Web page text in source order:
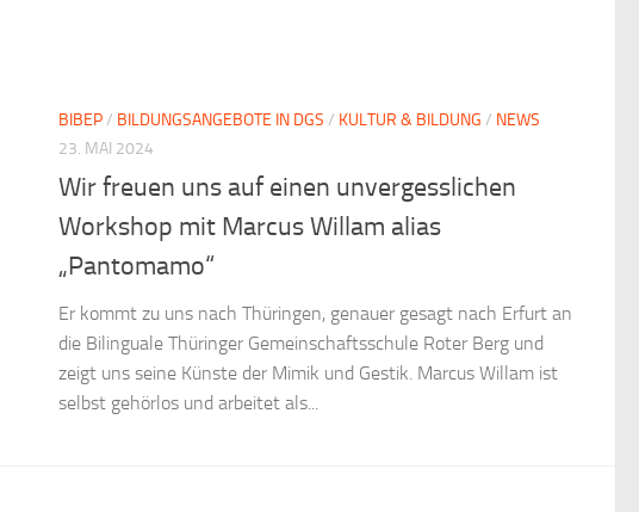
BIBEP/ BILDUNGSANGEBOTE IN DGS / KULTUR & BILDUNG / NEWS
23. MAI 2024
Wir freuen uns auf einen unvergesslichen
Workshop mit Marcus Willam alias
„Pantomamo“
Er kommt zu uns nach Thüringen, genauer gesagt nach Erfurt an
die Bilinguale Thüringer Gemeinschaftsschule Roter Berg und
zeigt uns seine Künste der Mimik und Gestik. Marcus Willam ist
selbst gehörlos und arbeitet als...